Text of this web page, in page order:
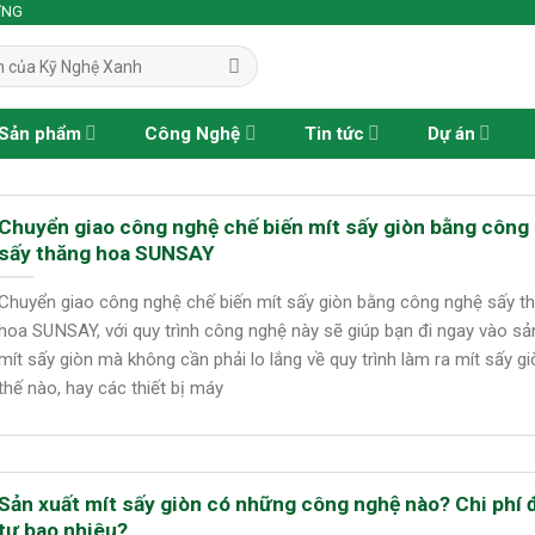
phẩm Công Nghệ Tin tức Dự án
Chuyển giao công nghệ chế biến mít sấy giòn bằng công
sấy thăng hoa SUNSAY
giao công nghệ chế biến mít sấy giòn bằng công nghệ sấy
SUNSAY, với quy trình công nghệ này sẽ giúp bạn đi ngay vào
sấy giòn mà không cần phải lo lắng về quy trình làm ra mít sấy
nào, hay các thiết bị máy
xuất mít sấy giòn có những công nghệ nào? Chi phí